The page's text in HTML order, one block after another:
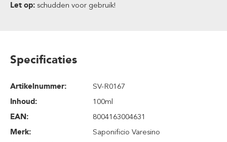
Let op: schudden voor gebruik!
Specificaties
Artikelnummer:
SV-R0167
Inhoud:
100ml
EAN:
8004163004631
Merk:
Saponificio Varesino